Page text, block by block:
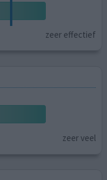
zeer effectief
zeer veel